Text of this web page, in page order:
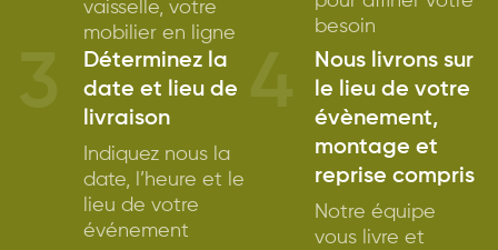
vaisselle, votre
mobilier en ligne
besoin
Déterminez la
date et lieu de
livraison
Indiquez nous la
date, l’heure et le
lieu de votre
événement
Nous livrons sur
le lieu de votre
évènement,
montage et
reprise compris
Notre équipe
vous livre et